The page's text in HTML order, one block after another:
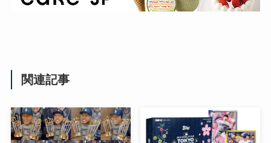
関連記事